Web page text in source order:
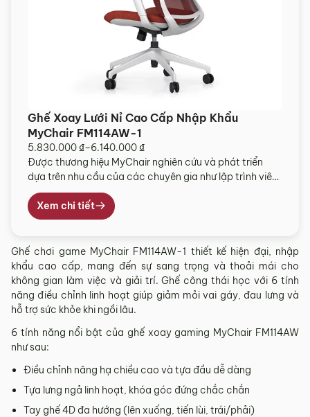
Ghế Xoay Lưới Nỉ Cao Cấp Nhập Khẩu
MyChair FM114AW-1
5.830.000 ₫–6.140.000 ₫
Khoảng
giá:
từ
5.830.000 ₫
đến
Được thương hiệu MyChair nghiên cứu và phát triển
dựa trên nhu cầu của các chuyên gia như lập trình viên,
nhà thiết kế hay nhân viên văn phòng, ghế công thái
học FM114AW-1 là dòng ghế công thái học chuyên
dụng cho môi trường làm việc áp lực cao. Vượt xa khái
Xem chi tiết
Ghế chơi game MyChair FM114AW-1 thiết kế hiện đại, nhập
khẩu cao cấp, mang đến sự sang trọng và thoải mái cho
không gian làm việc và giải trí. Ghế công thái học với 6 tính
năng điều chỉnh linh hoạt giúp giảm mỏi vai gáy, đau lưng và
hỗ trợ sức khỏe khi ngồi lâu.
6 tính năng nổi bật của ghế xoay gaming MyChair FM114AW
như sau:
Điều chỉnh nâng hạ chiều cao và tựa đầu dễ dàng
Tựa lưng ngả linh hoạt, khóa góc đứng chắc chắn
Tay ghế 4D đa hướng (lên xuống, tiến lùi, trái/phải)